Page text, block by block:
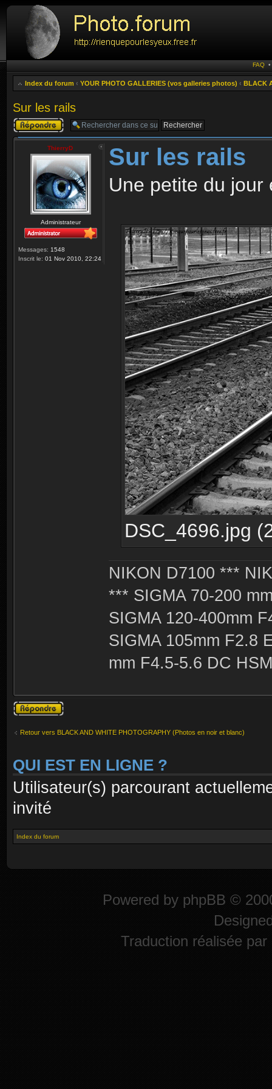
FAQ
Index du forum ‹ YOUR PHOTO GALLERIES (vos galleries photos) ‹ BLACK
Sur les rails
Publier une
réponse
ThierryD
Administrateur
Messages: 1548
Inscrit le: 01 Nov 2010, 22:24
Sur les rails
Une petite du jour
DSC_4696.jpg
NIKON D7100 ***
*** SIGMA 70-200
SIGMA 120-400mm
SIGMA 105mm F2.8
mm F4.5-5.6 DC
Publier une
réponse
Retour vers BLACK AND WHITE PHOTOGRAPHY (Photos en noir et blanc)
QUI EST EN LIGNE ?
Utilisateur(s) parcourant
invité
Index du forum
Powered by phpBB ©
Traduction réalisée par